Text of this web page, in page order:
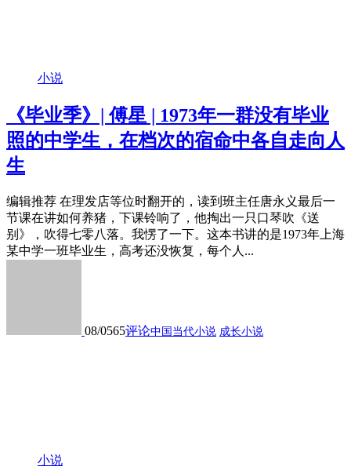
小说
《毕业季》| 傅星 | 1973年一群没有毕业
照的中学生，在档次的宿命中各自走向人
生
编辑推荐 在理发店等位时翻开的，读到班主任唐永义最后一
节课在讲如何养猪，下课铃响了，他掏出一只口琴吹《送
别》，吹得七零八落。我愣了一下。这本书讲的是1973年上海
某中学一班毕业生，高考还没恢复，每个人...
08/0565评论中国当代小说 成长小说
小说